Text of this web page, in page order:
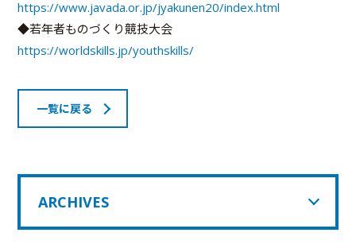
https://www.javada.or.jp/jyakunen20/index.html
◆若年者ものづくり競技大会
https://worldskills.jp/youthskills/
一覧に戻る
ARCHIVES